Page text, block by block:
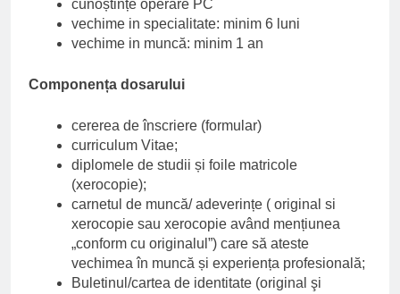
cunoștințe operare PC
vechime in specialitate: minim 6 luni
vechime in muncă: minim 1 an
Componența dosarului
cererea de înscriere (formular)
curriculum Vitae;
diplomele de studii și foile matricole
(xerocopie);
carnetul de muncă/ adeverințe ( original si
xerocopie sau xerocopie având mențiunea
„conform cu originalul”) care să ateste
vechimea în muncă și experiența profesională;
Buletinul/cartea de identitate (original şi